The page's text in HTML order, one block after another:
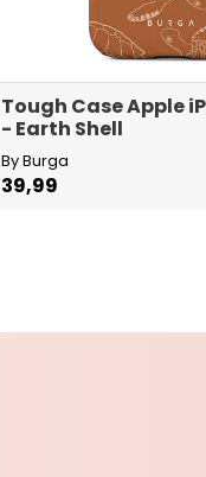
Tough Case Apple
- Earth Shell
By Burga
39,99